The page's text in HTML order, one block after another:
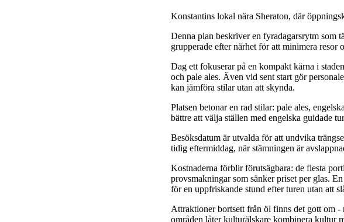
Konstantins lokal nära Sheraton, där
Denna plan beskriver en fyradagarsrytm som
grupperade efter närhet för att minimera resor
Dag ett fokuserar på en kompakt kärna i
och pale ales. Även vid sent start gör
kan jämföra stilar utan att skynda.
Platsen betonar en rad stilar: pale ales,
bättre att välja ställen med engelska guidade
Besöksdatum är utvalda för att undvika
tidig eftermiddag, när stämningen är
Kostnaderna förblir förutsägbara: de flesta
provsmakningar som sänker priset per glas.
för en uppfriskande stund efter turen utan att
Attraktioner bortsett från öl finns det gott om -
områden låter kulturälskare kombinera kultur